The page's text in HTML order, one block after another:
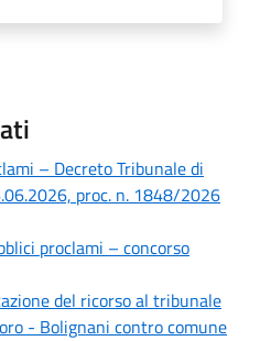
– Decreto Tribunale di
proc. n. 1848/2026
proclami – concorso
del ricorso al tribunale
- Bolignani contro comune